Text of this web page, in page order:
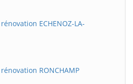
ECHENOZ-LA-
RONCHAMP